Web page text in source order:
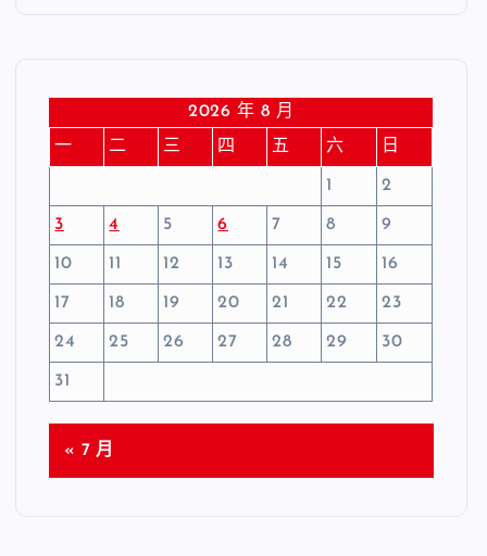
2026 年 8 月
一
二 三 四 五 六 日
1 2
3 4 5 6 7 8 9
10 11 12 13 14 15 16
17 18 19 20 21 22 23
24 25 26 27 28 29 30
31
« 7 月